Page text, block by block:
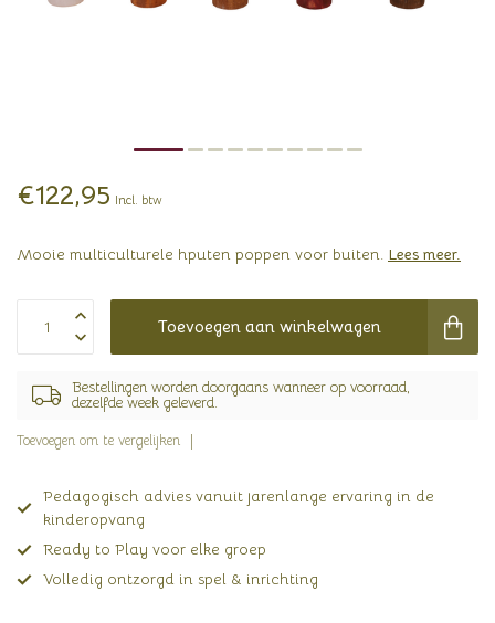
€122,95 Incl. btw
Mooie multiculturele hputen poppen voor buiten. Lees meer.
Toevoegen aan winkelwagen
Bestellingen worden doorgaans wanneer op voorraad,
dezelfde week geleverd.
Toevoegen om te vergelijken
Pedagogisch advies vanuit jarenlange ervaring in de
kinderopvang
Ready to Play voor elke groep
Volledig ontzorgd in spel & inrichting